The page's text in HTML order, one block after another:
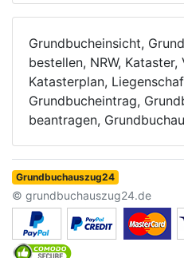
Grundbucheinsicht,
bestellen, NRW, Kataster,
Katasterplan,
Grundbucheintrag,
beantragen,
Grundbuchauszug24
© grundbuchauszug24.de